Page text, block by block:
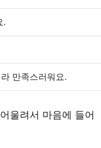
.
만족스러워요.
울려서 마음에 들어